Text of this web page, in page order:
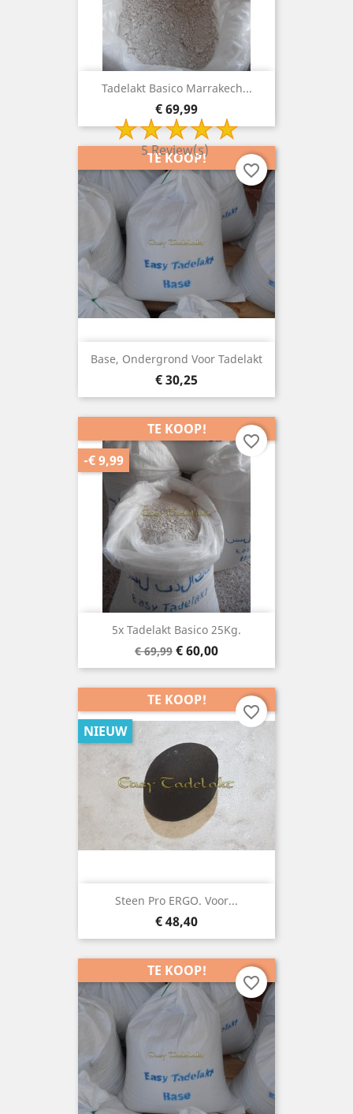
Tadelakt Basico Marrakech...
Prijs
€ 69,99
5 Review(s)
Base, Ondergrond Voor Tadelakt
Prijs
€ 30,25
TE KOOP!
favorite_border
5x Tadelakt Basico 25Kg.
Basisprijs
€ 69,99 Prijs
€ 60,00
TE KOOP!
-€ 9,99
favorite_border
Steen Pro ERGO. Voor...
Prijs
€ 48,40
TE KOOP!
NIEUW
favorite_border
TE KOOP!
favorite_border